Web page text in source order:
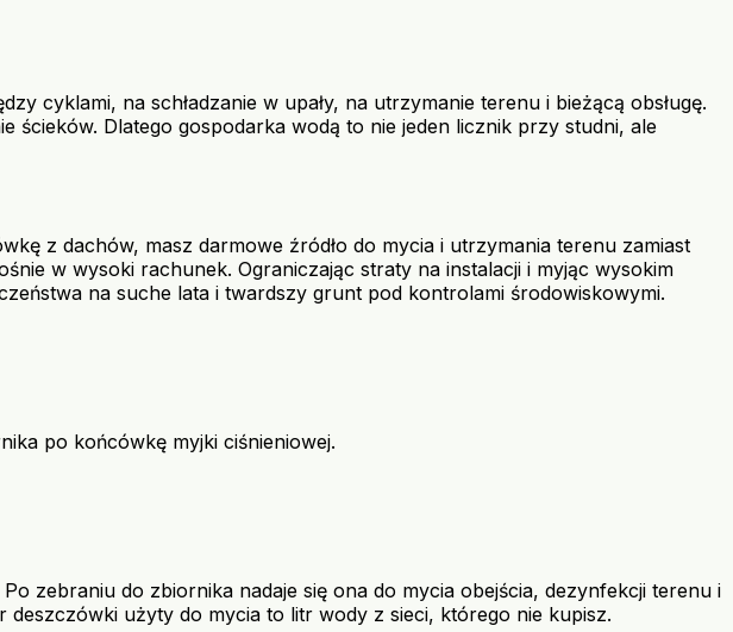
cyklami, na schładzanie w upały, na utrzymanie terenu i bieżącą obsługę.
Dlatego gospodarka wodą to nie jeden licznik przy studni, ale
z dachów, masz darmowe źródło do mycia i utrzymania terenu zamiast
w wysoki rachunek. Ograniczając straty na instalacji i myjąc wysokim
na suche lata i twardszy grunt pod kontrolami środowiskowymi.
po końcówkę myjki ciśnieniowej.
zebraniu do zbiornika nadaje się ona do mycia obejścia, dezynfekcji terenu i
użyty do mycia to litr wody z sieci, którego nie kupisz.